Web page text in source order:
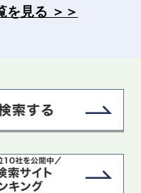
を見る ＞＞